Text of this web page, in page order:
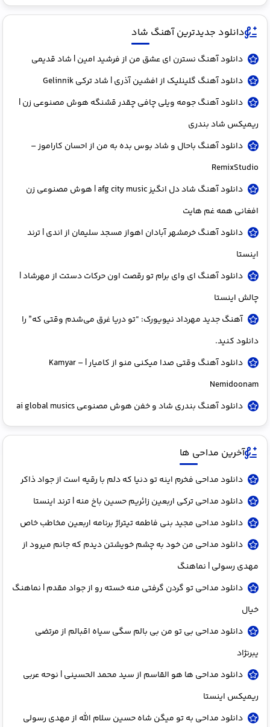
دانلود جدیدترین آهنگ شاد
دانلود آهنگ نسترن ای عشق من از فرشید امین | شاد قدیمی
دانلود آهنگ گلینلیک از افشین آذری | شاد ترکی Gelinnik
دانلود آهنگ جومه ویلی چافی چقدر قشنگه هوش مصنوعی زن |
ریمیکس شاد بندری
دانلود آهنگ باحال و شاد بوس بده به من از احسان کاراموز –
RemixStudio
دانلود آهنگ شاد دل انگیز afg city music | هوش مصنوعی زن
افغانی همه غم هایت
دانلود آهنگ خرمشهر آبادان اهواز مسجد سلیمان از اندی | ترند
اینستا
دانلود آهنگ ای وای برام تو رقصت اون حرکات دستت از مهرشاد |
چالش اینستا
آهنگ جدید مهرداد نیویورک: “تو دریا غرق می‌شدم وقتی که” را
دانلود کنید.
دانلود آهنگ وقتی صدا میکنی منو از کامیار | Kamyar –
Nemidoonam
دانلود آهنگ بندری شاد و خفن هوش مصنوعی ai global musics
آخرین مداحی ها
دانلود مداحی فخرم اینه تو دنیا که دلم با رقیه است از جواد ذاکر
دانلود مداحی ترکی اربعین زائریم حسین باخ منه | ترند اینستا
دانلود مداحی مجید بنی فاطمه تیتراژ برنامه اربعین مخاطب خاص
دانلود مداحی من خود به چشم خویشتن دیدم که جانم میرود از
مهدی رسولی | نماهنگ
دانلود مداحی تو گردن گرفتی منه خسته رو از جواد مقدم | نماهنگ
خیال
دانلود مداحی بی تو من بی بالم سگی سیاه اقبالم از مرتضی
یبرنژاد
دانلود مداحی ها هو القاسم از سید محمد الحسینی | نوحه عربی
ریمیکس اینستا
دانلود مداحی به تو میگن شاه حسین سلام الله از مهدی رسولی